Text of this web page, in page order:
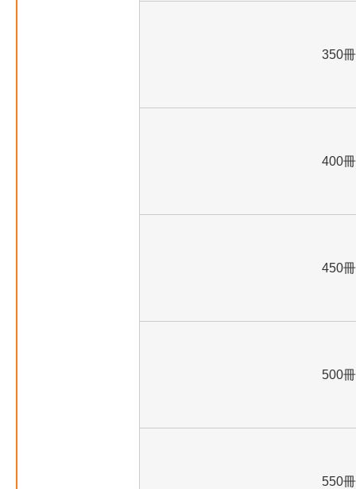
350冊
400冊
450冊
500冊
550冊